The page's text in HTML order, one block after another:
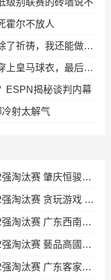
级别联赛的砖墙说不
霍尔不放人
斯图尔特：被活塞交易那会儿，除了祈祷，我还能做什么？
前经纪人爆料：内马尔三次差点穿上皇马球衣，最后却去了巴萨
ESPN揭秘谈判内幕
射太解气
08月04日 佛山西甲足球联赛32强淘汰赛 肇庆恒骏成 VS 三七互娱 全场录像
08月04日 佛山西甲足球联赛32强淘汰赛 贪玩游戏 VS 美的薪火 全场录像
08月04日 佛山西甲足球联赛32强淘汰赛 广东西南建设 VS 香港圣徒 全场录像
08月04日 佛山西甲足球联赛32强淘汰赛 藝品高國際 VS 湛江狂狼·粵辉能源 全场录像
08月03日 佛山西甲足球联赛32强淘汰赛 广东客家青年 VS 广州英华思力U17 全场录像